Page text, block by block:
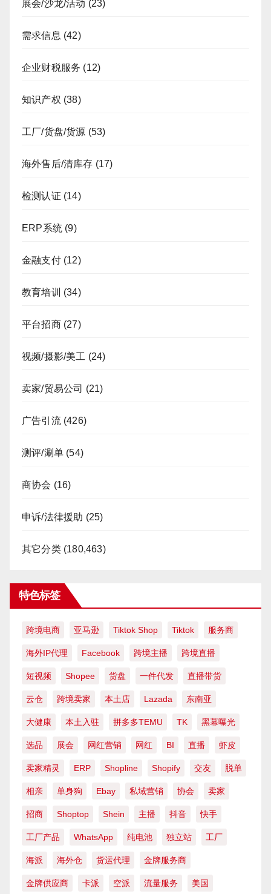
展会/沙龙/活动 (23)
需求信息 (42)
企业财税服务 (12)
知识产权 (38)
工厂/货盘/货源 (53)
海外售后/清库存 (17)
检测认证 (14)
ERP系统 (9)
金融支付(12)
教育培训 (34)
平台招商(27)
视频/摄影/美工 (24)
卖家/贸易公司 (21)
广告引流(426)
测评/涮单 (54)
商协会 (16)
申诉/法律援助 (25)
其它分类(180,463)
特色标签
跨境电商 亚马逊 Tiktok Shop Tiktok 服务商
海外IP代理 Facebook 跨境主播 跨境直播
短视频 Shopee 货盘 一件代发 直播带货
云仓 跨境卖家 本土店 Lazada 东南亚
大健康 本土入驻 拼多多TEMU TK 黑幕曝光
选品 展会 网红营销 网红 BI 直播 虾皮
卖家精灵 ERP Shopline Shopify 交友 脱单
相亲 单身狗 Ebay 私域营销 协会 卖家
招商 Shoptop Shein 主播 抖音 快手
工厂产品 WhatsApp 纯电池 独立站 工厂
海派 海外仓 货运代理 金牌服务商
金牌供应商 卡派 空派 流量服务 美国